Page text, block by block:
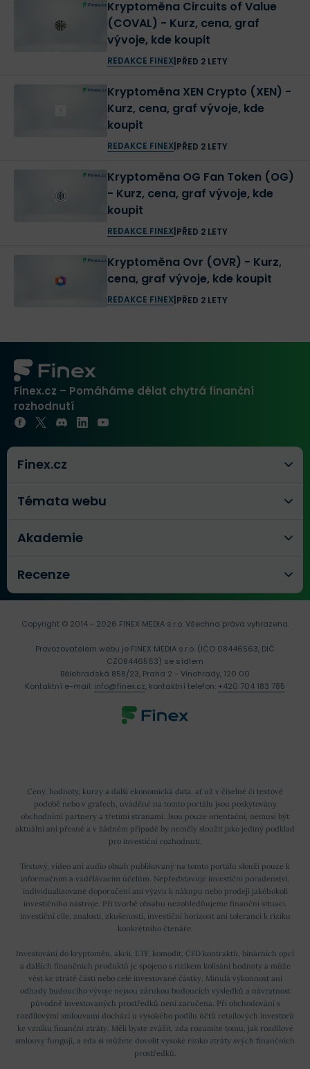
Kryptoměna Circuits of Value
(COVAL) - Kurz, cena, graf
vývoje, kde koupit
REDAKCE FINEX| PŘED 2 LETY
Kryptoměna XEN Crypto (XEN) -
Kurz, cena, graf vývoje, kde
koupit
REDAKCE FINEX| PŘED 2 LETY
Kryptoměna OG Fan Token (OG)
- Kurz, cena, graf vývoje, kde
koupit
REDAKCE FINEX| PŘED 2 LETY
Kryptoměna Ovr (OVR) - Kurz,
cena, graf vývoje, kde koupit
REDAKCE FINEX| PŘED 2 LETY
Finex.cz – Pomáháme dělat chytrá finanční
rozhodnutí
Finex.cz
Témata webu
Akademie
Recenze
Ceny, hodnoty, kurzy a další ekonomická data, ať už v číselné či textové
podobě nebo v grafech, uváděné na tomto portálu jsou poskytovány
obchodními partnery a třetími stranami. Jsou pouze orientační, nemusí být
aktuální ani přesné a v žádném případě by neměly sloužit jako jediný podklad
pro investiční rozhodnutí.
Textový, video ani audio obsah publikovaný na tomto portálu slouží pouze k
informačním a vzdělávacím účelům. Nepředstavuje investiční poradenství,
individualizované doporučení ani výzvu k nákupu nebo prodeji jakéhokoli
investičního nástroje. Při tvorbě obsahu nezohledňujeme finanční situaci,
investiční cíle, znalosti, zkušenosti, investiční horizont ani toleranci k riziku
konkrétního čtenáře.
Investování do kryptoměn, akcií, ETF, komodit, CFD kontraktů, binárních opcí
a dalších finančních produktů je spojeno s rizikem kolísání hodnoty a může
vést ke ztrátě části nebo celé investované částky. Minulá výkonnost ani
odhady budoucího vývoje nejsou zárukou budoucích výsledků a návratnost
původně investovaných prostředků není zaručena. Při obchodování s
rozdílovými smlouvami dochází u vysokého podílu účtů retailových investorů
ke vzniku finanční ztráty. Měli byste zvážit, zda rozumíte tomu, jak rozdílové
smlouvy fungují, a zda si můžete dovolit vysoké riziko ztráty svých finančních
prostředků.
Copyright © 2014 - 2026 FINEX MEDIA s.r.o.Všechna práva vyhrazena.
Provozovatelem webu je FINEX MEDIA s.r.o. (IČO 08446563, DIČ
CZ08446563) se sídlem
Bělehradská 858/23, Praha 2 - Vinohrady, 120 00
Kontaktní e-mail: info@finex.cz, kontaktní telefon: +420 704 183 785